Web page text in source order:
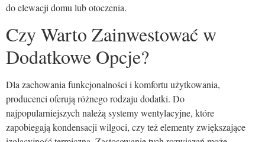
do elewacji domu lub otoczenia.
Czy Warto Zainwestować w
Dodatkowe Opcje?
Dla zachowania funkcjonalności i komfortu użytkowania,
producenci oferują różnego rodzaju dodatki. Do
najpopularniejszych należą systemy wentylacyjne, które
zapobiegają kondensacji wilgoci, czy też elementy zwiększające